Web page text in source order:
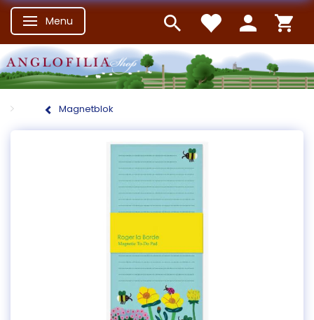
Skifte navigation
Menu
Magnetblok